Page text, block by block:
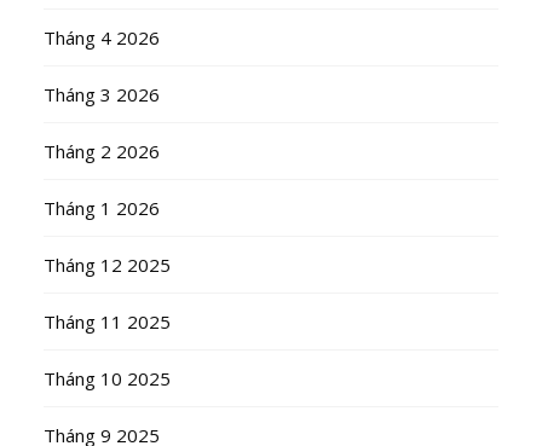
Tháng 4 2026
Tháng 3 2026
Tháng 2 2026
Tháng 1 2026
Tháng 12 2025
Tháng 11 2025
Tháng 10 2025
Tháng 9 2025